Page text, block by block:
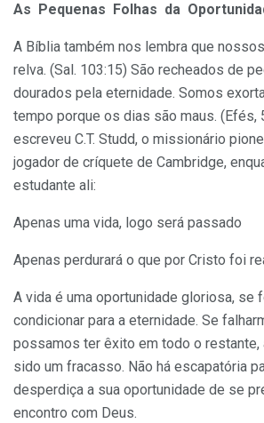
As Pequenas Folhas da
A Bíblia também nos lembra que
relva. (Sal. 103:15) São recheados de
dourados pela eternidade. Somos
tempo porque os dias são maus. (Efés,
escreveu C.T. Studd, o missionário
jogador de críquete de Cambridge,
estudante ali:
Apenas uma vida, logo será passado
Apenas perdurará o que por Cristo foi
A vida é uma oportunidade gloriosa, se
condicionar para a eternidade. Se
possamos ter êxito em todo o restante,
sido um fracasso. Não há escapatória
desperdiça a sua oportunidade de se
encontro com Deus.